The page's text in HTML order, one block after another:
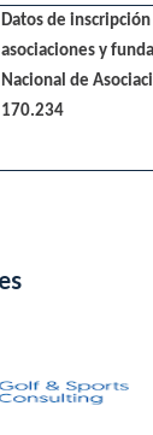
Datos de
asociaciones y
Nacional de
170.234